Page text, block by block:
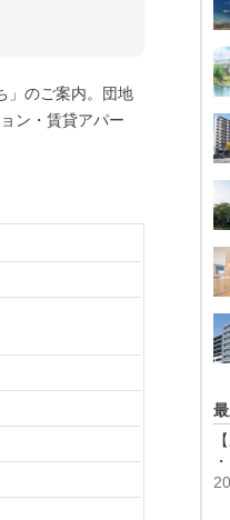
」のご案内。団地
ン・賃貸アパー
・